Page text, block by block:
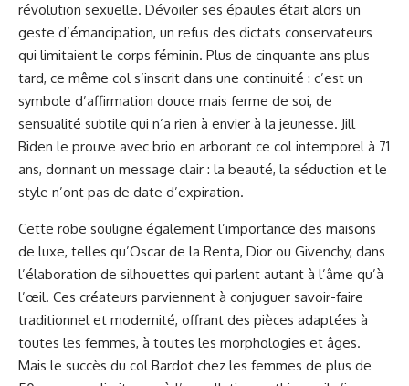
révolution sexuelle. Dévoiler ses épaules était alors un
geste d’émancipation, un refus des dictats conservateurs
qui limitaient le corps féminin. Plus de cinquante ans plus
tard, ce même col s’inscrit dans une continuité : c’est un
symbole d’affirmation douce mais ferme de soi, de
sensualité subtile qui n’a rien à envier à la jeunesse. Jill
Biden le prouve avec brio en arborant ce col intemporel à 71
ans, donnant un message clair : la beauté, la séduction et le
style n’ont pas de date d’expiration.
Cette robe souligne également l’importance des maisons
de luxe, telles qu’Oscar de la Renta, Dior ou Givenchy, dans
l’élaboration de silhouettes qui parlent autant à l’âme qu’à
l’œil. Ces créateurs parviennent à conjuguer savoir-faire
traditionnel et modernité, offrant des pièces adaptées à
toutes les femmes, à toutes les morphologies et âges.
Mais le succès du col Bardot chez les femmes de plus de